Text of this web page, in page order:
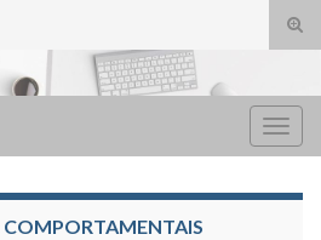
COMPORTAMENTAIS